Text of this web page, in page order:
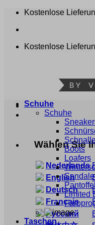
Zum
springen
Kostenlose
Kostenlose
Wählen Sie
Nederlands
English
Deutsch
Français
Русский
Schuhe
Schuhe
Boots
Loafers
Limited
Taschen